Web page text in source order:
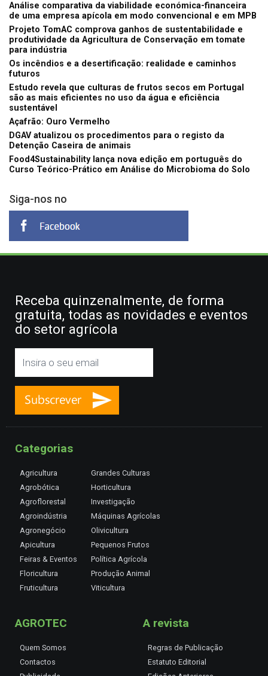
Análise comparativa da viabilidade económica-financeira
de uma empresa apícola em modo convencional e em MPB
Projeto TomAC comprova ganhos de sustentabilidade e
produtividade da Agricultura de Conservação em tomate
para indústria
Os incêndios e a desertificação: realidade e caminhos
futuros
Estudo revela que culturas de frutos secos em Portugal
são as mais eficientes no uso da água e eficiência
sustentável
Açafrão: Ouro Vermelho
DGAV atualizou os procedimentos para o registo da
Detenção Caseira de animais
Food4Sustainability lança nova edição em português do
Curso Teórico-Prático em Análise do Microbioma do Solo
Siga-nos no
Receba quinzenalmente, de forma
gratuita, todas as novidades e eventos
do setor agrícola
Categorias
Agricultura
Agrobótica
Agroflorestal
Agroindústria
Agronegócio
Apicultura
Feiras & Eventos
Floricultura
Fruticultura
Grandes Culturas
Horticultura
Investigação
Máquinas Agrícolas
Olivicultura
Pequenos Frutos
Política Agrícola
Produção Animal
Viticultura
AGROTEC
Quem Somos
Contactos
A revista
Regras de Publicação
Estatuto Editorial